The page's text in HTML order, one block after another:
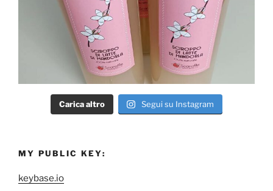
Carica altro Segui su Instagram
MY PUBLIC KEY:
keybase.io